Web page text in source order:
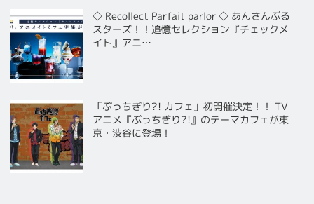
◇ Recollect Parfait parlor ◇ あんさんぶる
スターズ！！追憶セレクション『チェックメ
イト』アニ…
「ぶっちぎり?! カフェ」初開催決定！！ TV
アニメ『ぶっちぎり?!』のテーマカフェが東
京・渋谷に登場！